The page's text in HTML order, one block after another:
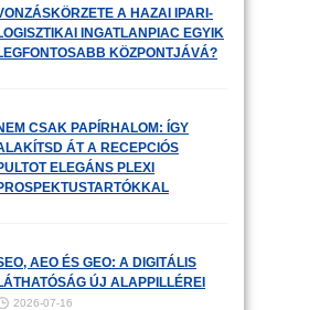
A HAZAI IPARI-
INGATLANPIAC EGYIK
KÖZPONTJÁVÁ?
CSAK PAPÍRHALOM: ÍGY
ÁT A RECEPCIÓS
ELEGÁNS PLEXI
AEO ÉS GEO: A DIGITÁLIS
ÚJ ALAPPILLÉREI
2026-07-16